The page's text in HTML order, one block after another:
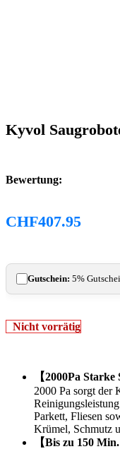
Kyvol
Bewertung:
CHF407.95
Gutschein: 5%
Nicht vorrätig
【2000Pa Starke
2000 Pa sorgt der
Parkett, Fliesen
Krümel, Schmutz
【Bis zu 150